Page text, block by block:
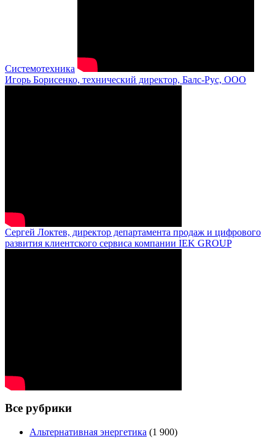
Системотехника
Игорь Борисенко, технический директор, Балс-Рус, ООО
Сергей Локтев, директор департамента продаж и цифрового
развития клиентского сервиса компании IEK GROUP
Все рубрики
Альтернативная энергетика (1 900)